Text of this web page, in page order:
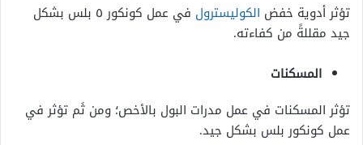
تؤثر أدوية خفض الكوليسترول
في عمل كونكور ٥ بلس بشكل
جيد مقللةً من كفاءته.
المسكنات
تؤثر المسكنات في عمل مدرات البول بالأخص؛ ومن ثَم تؤثر في
عمل كونكور بلس بشكل جيد.